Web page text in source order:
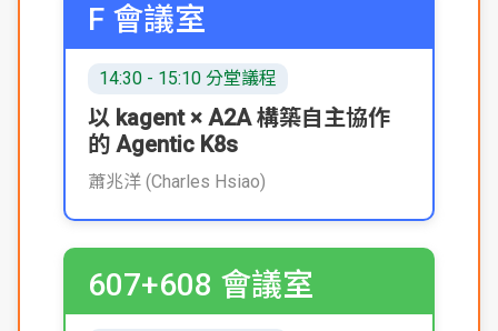
F 會議室
14:30 - 15:10 分堂議程
以 kagent × A2A 構築自主協作
的 Agentic K8s
蕭兆洋 (Charles Hsiao)
607+608 會議室